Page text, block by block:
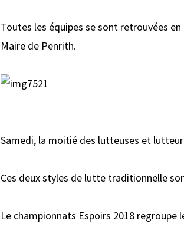
Toutes les équipes se sont retrouvées
Maire de Penrith.
Samedi, la moitié des lutteuses et
Ces deux styles de lutte traditionnelle
Le championnats Espoirs 2018 regroupe